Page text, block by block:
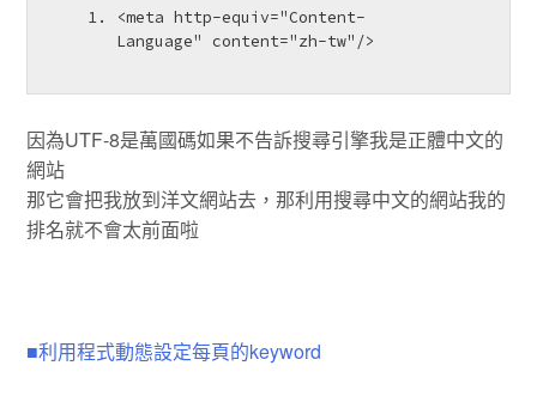
<meta http-equiv="Content-
Language"
content="zh-tw" />
因為UTF-8是萬國碼如果不告訴搜尋引擎我是正體中文的
網站
那它會把我放到洋文網站去，那利用搜尋中文的網站我的
排名就不會太前面啦
■利用程式動態設定每頁的keyword